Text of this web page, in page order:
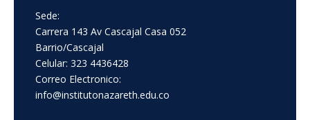
Sede:
Carrera 143 Av Cascajal Casa 052
Barrio/Cascajal
Celular: 323 4436428
Correo Electronico:
info@institutonazareth.edu.co